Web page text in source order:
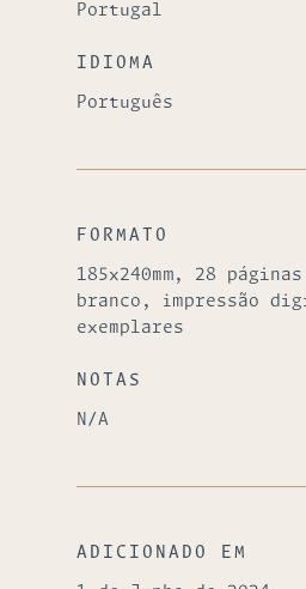
Portugal
IDIOMA
Português
FORMATO
185x240mm, 28
branco, impressão
exemplares
NOTAS
N/A
ADICIONADO EM